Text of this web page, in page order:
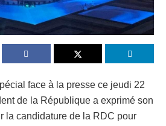
face à la presse ce jeudi 22
de la République a exprimé son
la candidature de la RDC pour